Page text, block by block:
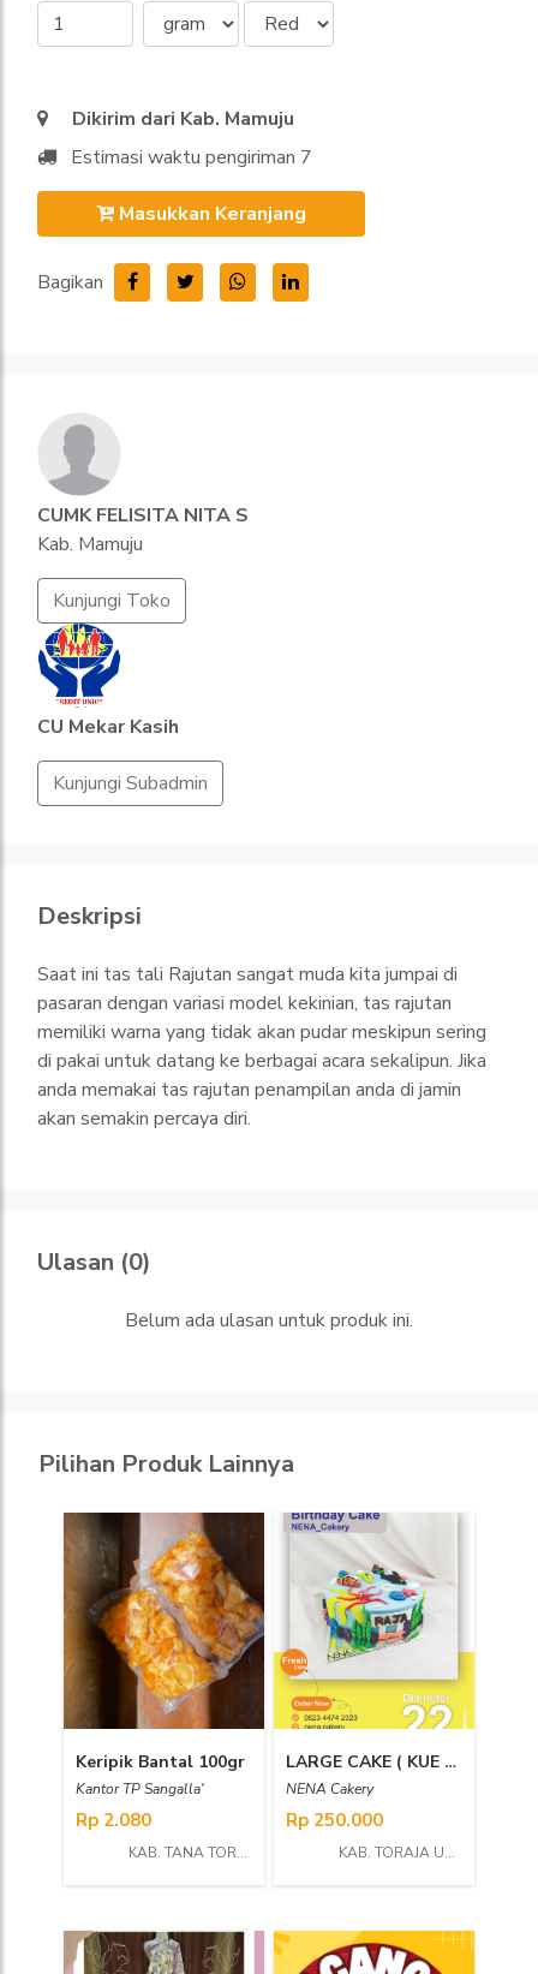
Dikirim dari Kab. Mamuju
Estimasi waktu pengiriman 7
Masukkan Keranjang
Bagikan
CUMK FELISITA NITA S
Kab. Mamuju
Kunjungi Toko
CU Mekar Kasih
Kunjungi Subadmin
Deskripsi
Saat ini tas tali Rajutan sangat muda kita jumpai di
pasaran dengan variasi model kekinian, tas rajutan
memiliki warna yang tidak akan pudar meskipun sering
di pakai untuk datang ke berbagai acara sekalipun. Jika
anda memakai tas rajutan penampilan anda di jamin
akan semakin percaya diri.
Ulasan (0)
Belum ada ulasan untuk produk ini.
Pilihan Produk Lainnya
Keripik Bantal 100gr
Kantor TP Sangalla'
Rp 2.080
KAB. TANA TORAJA
LARGE CAKE ( KUE ULANG TAHUN )
NENA Cakery
Rp 250.000
KAB. TORAJA UTARA